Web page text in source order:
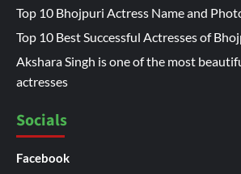
Top 10 Bhojpuri Actress Name and
Top 10 Best Successful Actresses of
Akshara Singh is one of the most
actresses
Socials
Facebook